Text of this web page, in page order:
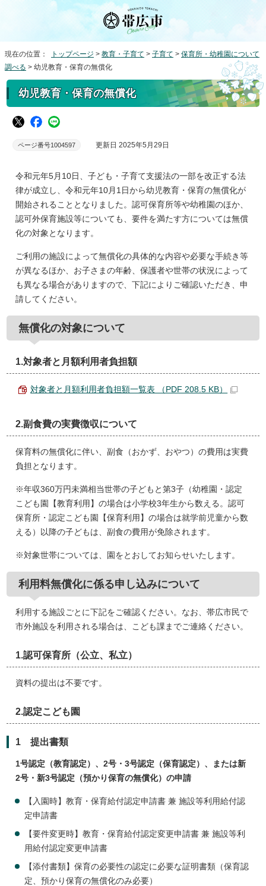
現在の位置： トップページ > 教育・子育て > 子育て > 保育所・幼稚園について
調べる > 幼児教育・保育の無償化
幼児教育・保育の無償化
ページ番号1004597 更新日 2025年5月29日
令和元年5月10日、子ども・子育て支援法の一部を改正する法
律が成立し、令和元年10月1日から幼児教育・保育の無償化が
開始されることとなりました。認可保育所等や幼稚園のほか、
認可外保育施設等についても、要件を満たす方については無償
化の対象となります。
ご利用の施設によって無償化の具体的な内容や必要な手続き等
が異なるほか、お子さまの年齢、保護者や世帯の状況によって
も異なる場合がありますので、下記によりご確認いただき、申
請してください。
無償化の対象について
1.対象者と月額利用者負担額
対象者と月額利用者負担額一覧表 （PDF 208.5 KB）
2.副食費の実費徴収について
保育料の無償化に伴い、副食（おかず、おやつ）の費用は実費
負担となります。
※年収360万円未満相当世帯の子どもと第3子（幼稚園・認定
こども園【教育利用】の場合は小学校3年生から数える。認可
保育所・認定こども園【保育利用】の場合は就学前児童から数
える）以降の子どもは、副食の費用が免除されます。
※対象世帯については、園をとおしてお知らせいたします。
利用料無償化に係る申し込みについて
利用する施設ごとに下記をご確認ください。なお、帯広市民で
市外施設を利用される場合は、こども課までご連絡ください。
1.認可保育所（公立、私立）
資料の提出は不要です。
2.認定こども園
1 提出書類
1号認定（教育認定）、2号・3号認定（保育認定）、または新
2号・新3号認定（預かり保育の無償化）の申請
【入園時】教育・保育給付認定申請書 兼 施設等利用給付認
定申請書
【要件変更時】教育・保育給付認定変更申請書 兼 施設等利
用給付認定変更申請書
【添付書類】保育の必要性の認定に必要な証明書類（保育認
定、預かり保育の無償化のみ必要）